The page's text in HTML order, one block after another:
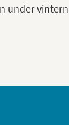
under